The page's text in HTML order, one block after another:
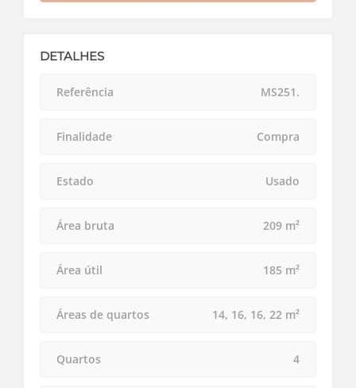
DETALHES
Referência MS251.
Finalidade Compra
Estado Usado
Área bruta 209 m²
Área útil 185 m²
Áreas de quartos 14, 16, 16, 22 m²
Quartos 4